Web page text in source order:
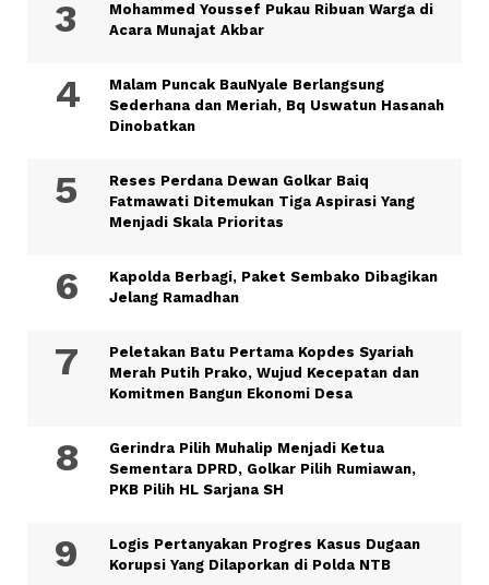
Mohammed Youssef Pukau Ribuan Warga di
Acara Munajat Akbar
Malam Puncak BauNyale Berlangsung
Sederhana dan Meriah, Bq Uswatun Hasanah
Dinobatkan
Reses Perdana Dewan Golkar Baiq
Fatmawati Ditemukan Tiga Aspirasi Yang
Menjadi Skala Prioritas
Kapolda Berbagi, Paket Sembako Dibagikan
Jelang Ramadhan
Peletakan Batu Pertama Kopdes Syariah
Merah Putih Prako, Wujud Kecepatan dan
Komitmen Bangun Ekonomi Desa
Gerindra Pilih Muhalip Menjadi Ketua
Sementara DPRD, Golkar Pilih Rumiawan,
PKB Pilih HL Sarjana SH
Logis Pertanyakan Progres Kasus Dugaan
Korupsi Yang Dilaporkan di Polda NTB